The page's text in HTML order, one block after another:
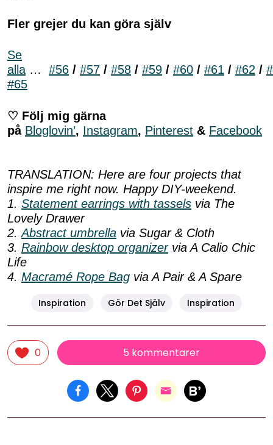
Fler grejer du kan göra själv
Se
alla … #56 / #57 / #58 / #59 / #60 / #61 / #62 /
#65
♡ Följ mig gärna
på Bloglovin’, Instagram, Pinterest & Facebook
TRANSLATION: Here are four projects that
inspire me right now. Happy DIY-weekend.
1. Statement earrings with tassels via The
Lovely Drawer
2.Abstract umbrella via Sugar & Cloth
3. Rainbow desktop organizervia A Calio Chic
Life
4. Macramé Rope Bag via A Pair & A Spare
Inspiration Gör Det Själv Inspiration
0 5 kommentarer